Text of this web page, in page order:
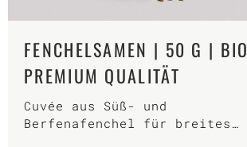
FENCHELSAMEN | 50 G | BIO
PREMIUM QUALITÄT
Cuvée aus Süß- und
Berfenafenchel für breites